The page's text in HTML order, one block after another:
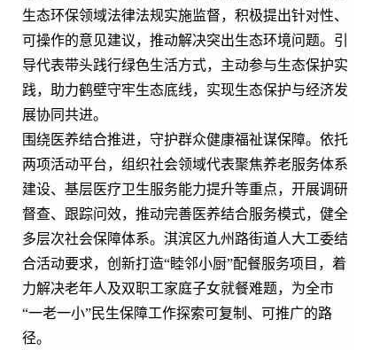
生态环保领域法律法规实施监督，积极提出针对性、
可操作的意见建议，推动解决突出生态环境问题。引
导代表带头践行绿色生活方式，主动参与生态保护实
践，助力鹤壁守牢生态底线，实现生态保护与经济发
展协同共进。
围绕医养结合推进，守护群众健康福祉谋保障。依托
两项活动平台，组织社会领域代表聚焦养老服务体系
建设、基层医疗卫生服务能力提升等重点，开展调研
督查、跟踪问效，推动完善医养结合服务模式，健全
多层次社会保障体系。淇滨区九州路街道人大工委结
合活动要求，创新打造“睦邻小厨”配餐服务项目，着
力解决老年人及双职工家庭子女就餐难题，为全市
“一老一小”民生保障工作探索可复制、可推广的路
径。